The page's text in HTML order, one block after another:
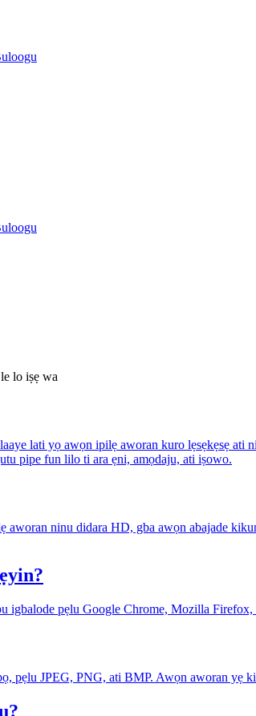
lo iṣẹ wa
lati yọ awọn ipilẹ aworan kuro lẹsẹkẹsẹ
pipe fun lilo ti ara ẹni, amọdaju, ati iṣowo.
aworan ninu didara HD, gba awọn abajade
igbalode pẹlu Google Chrome, Mozilla
pẹlu JPEG, PNG, ati BMP. Awọn aworan yẹ